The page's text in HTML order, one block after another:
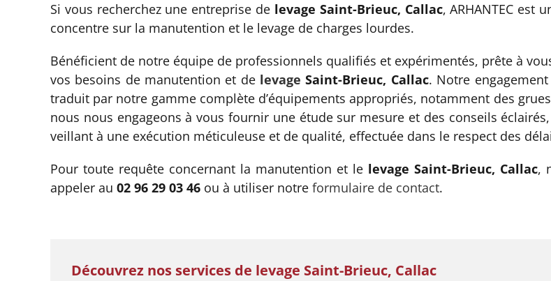
Si vous recherchez une entreprise de levage Saint-Brieuc, Callac, ARHANTEC est
concentre sur la manutention et le levage de charges lourdes.
Bénéficient de notre équipe de professionnels qualifiés et expérimentés, prête à
vos besoins de manutention et de levage Saint-Brieuc, Callac. Notre
traduit par notre gamme complète d’équipements appropriés, notamment des
nous nous engageons à vous fournir une étude sur mesure et des conseils
veillant à une exécution méticuleuse et de qualité, effectuée dans le respect des
Pour toute requête concernant la manutention et le levage Saint-Brieuc, Callac,
appeler au 02 96 29 03 46 ou à utiliser notre formulaire de contact.
Découvrez nos services de levage Saint-Brieuc, Callac